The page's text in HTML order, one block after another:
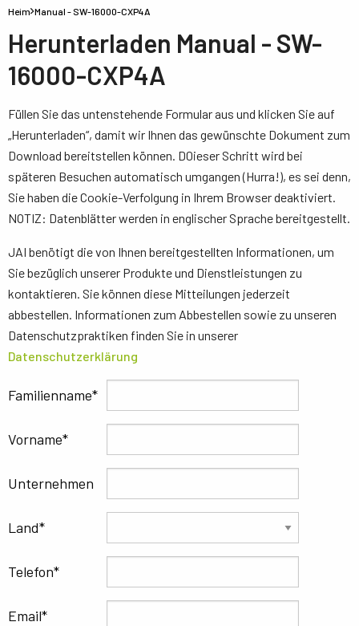
Heim Manual - SW-16000-CXP4A
Herunterladen Manual - SW-
16000-CXP4A
Füllen Sie das untenstehende Formular aus und klicken Sie auf
„Herunterladen“, damit wir Ihnen das gewünschte Dokument zum
Download bereitstellen können. D0ieser Schritt wird bei
späteren Besuchen automatisch umgangen (Hurra!), es sei denn,
Sie haben die Cookie-Verfolgung in Ihrem Browser deaktiviert.
NOTIZ: Datenblätter werden in englischer Sprache bereitgestellt.
JAI benötigt die von Ihnen bereitgestellten Informationen, um
Sie bezüglich unserer Produkte und Dienstleistungen zu
kontaktieren. Sie können diese Mitteilungen jederzeit
abbestellen. Informationen zum Abbestellen sowie zu unseren
Datenschutzpraktiken finden Sie in unserer
Datenschutzerklärung
Familienname
Vorname
Unternehmen
Land
Telefon
Email